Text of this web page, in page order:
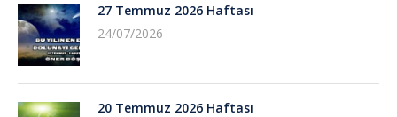
27 Temmuz 2026 Haftası
24/07/2026
20 Temmuz 2026 Haftası